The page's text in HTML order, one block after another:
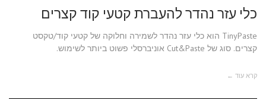
כלי עזר נהדר להעברת קטעי קוד קצרים
TinyPaste הוא כלי עזר נהדר לשמירה וחלוקה של קטעי קוד/טקסט
קצרים. סוג של Cut&Paste אוניברסלי פשוט ביותר לשימוש.
קרא עוד ←